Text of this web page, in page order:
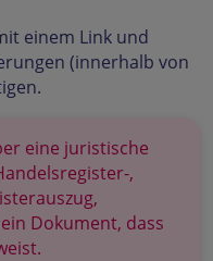
einem Link und
(innerhalb von
eine juristische
,
Dokument, dass